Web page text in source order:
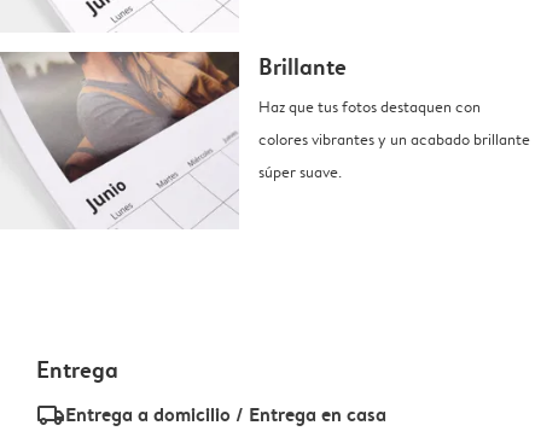
Brillante
Haz que tus fotos destaquen con
colores vibrantes y un acabado brillante
súper suave.
Entrega
delivery_standard_v2Entrega a domicilio / Entrega en casa